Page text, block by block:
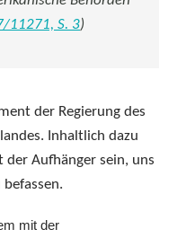
11271, S. 3)
der Regierung des
Inhaltlich dazu
der Aufhänger sein, uns
befassen.
mit der